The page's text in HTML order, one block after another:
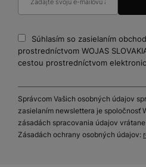
Súhlasím so zasielaním
prostredníctvom WOJAS
cestou prostredníctvom
Správcom Vašich osobných údajov
zasielaním newslettera je spoločnosť
zásadách spracovania údajov
Zásadách ochrany osobných údajov: